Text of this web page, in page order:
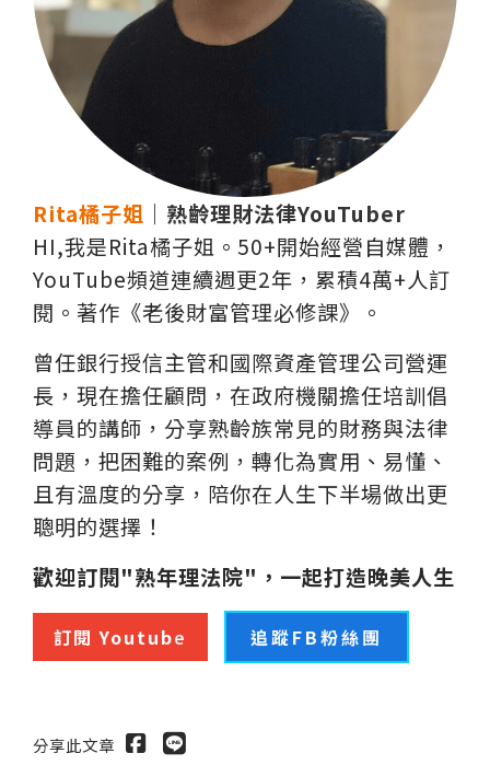
Rita橘子姐 ｜熟齡理財法律YouTuber
HI,我是Rita橘子姐。50+開始經營自媒體，
YouTube頻道連續週更2年，累積4萬+人訂
閱。著作《老後財富管理必修課》。
曾任銀行授信主管和國際資產管理公司營運
長，現在擔任顧問，在政府機關擔任培訓倡
導員的講師，分享熟齡族常見的財務與法律
問題，把困難的案例，轉化為實用、易懂、
且有溫度的分享，陪你在人生下半場做出更
聰明的選擇！
歡迎訂閱"熟年理法院"，一起打造晚美人生
訂閱 Youtube 追蹤FB粉絲團
分享此文章